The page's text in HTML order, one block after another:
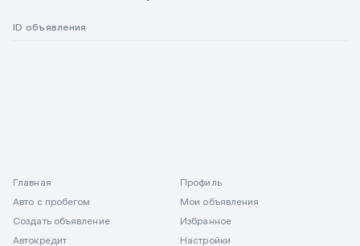
ID объявления
Главная
Авто с пробегом
Создать объявление
Автокредит
Профиль
Мои объявления
Избранное
Настройки